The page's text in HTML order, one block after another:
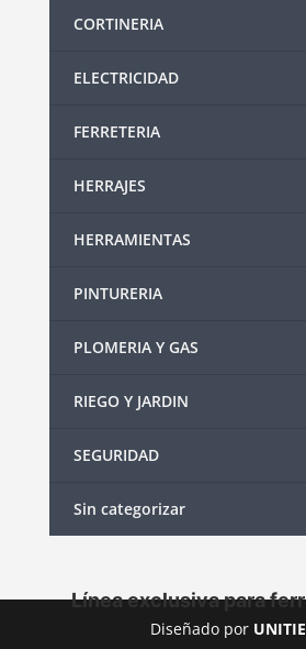
CORTINERIA
ELECTRICIDAD
FERRETERIA
HERRAJES
HERRAMIENTAS
PINTURERIA
PLOMERIA Y GAS
RIEGO Y JARDIN
SEGURIDAD
Sin categorizar
Diseñado por
Línea exclusiva para